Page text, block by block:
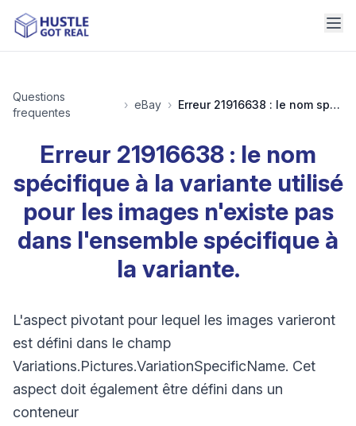
Questions
frequentes
› eBay › Erreur 21916638 : le nom spécifique à la variante utilisé pour les images n'existe pas dans l'ensemble spécifique à la variante.
Erreur 21916638 : le nom
spécifique à la variante utilisé
pour les images n'existe pas
dans l'ensemble spécifique à
la variante.
L'aspect pivotant pour lequel les images varieront
est défini dans le champ
Variations.Pictures.VariationSpecificName. Cet
aspect doit également être défini dans un
conteneur